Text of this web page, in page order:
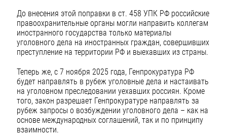
До внесения этой поправки в ст. 458 УПК РФ российские
правоохранительные органы могли направить коллегам
иностранного государства только материалы
уголовного дела на иностранных граждан, совершивших
преступление на территории РФ и выехавших из страны.
Теперь же, с 7 ноября 2025 года, Генпрокуратура РФ
будет направлять в рубеж уголовные дела и настаивать
на уголовном преследовании уехавших россиян. Кроме
того, закон разрешает Генпрокуратуре направлять за
рубеж запросы о возбуждении уголовного дела – как на
основе международных соглашений, так и по принципу
взаимности.